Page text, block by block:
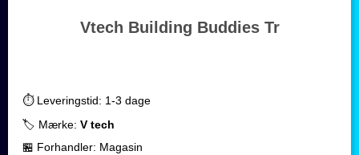
Vtech Building Buddies Tr
⏱️ Leveringstid: 1-3 dage
🏷️ Mærke: V tech
🏪 Forhandler: Magasin